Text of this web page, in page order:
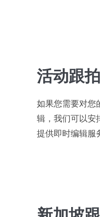
活动跟
如果您需要对您
辑，我们可以安
提供即时编辑服